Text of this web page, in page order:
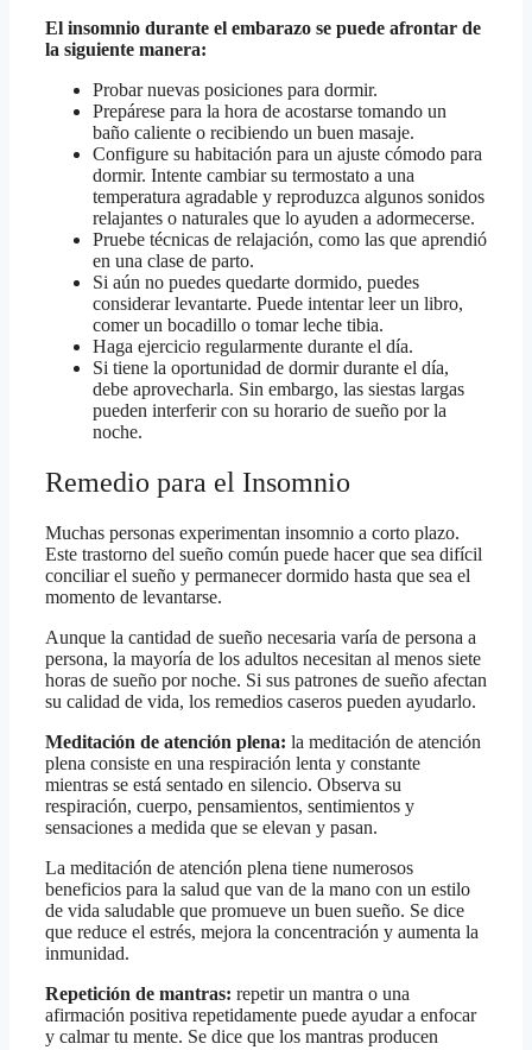
El insomnio durante el embarazo se puede afrontar de
la siguiente manera:
Probar nuevas posiciones para dormir.
Prepárese para la hora de acostarse tomando un
baño caliente o recibiendo un buen masaje.
Configure su habitación para un ajuste cómodo para
dormir. Intente cambiar su termostato a una
temperatura agradable y reproduzca algunos sonidos
relajantes o naturales que lo ayuden a adormecerse.
Pruebe técnicas de relajación, como las que aprendió
en una clase de parto.
Si aún no puedes quedarte dormido, puedes
considerar levantarte. Puede intentar leer un libro,
comer un bocadillo o tomar leche tibia.
Haga ejercicio regularmente durante el día.
Si tiene la oportunidad de dormir durante el día,
debe aprovecharla. Sin embargo, las siestas largas
pueden interferir con su horario de sueño por la
noche.
Remedio para el Insomnio
Muchas personas experimentan insomnio a corto plazo.
Este trastorno del sueño común puede hacer que sea difícil
conciliar el sueño y permanecer dormido hasta que sea el
momento de levantarse.
Aunque la cantidad de sueño necesaria varía de persona a
persona, la mayoría de los adultos necesitan al menos siete
horas de sueño por noche. Si sus patrones de sueño afectan
su calidad de vida, los remedios caseros pueden ayudarlo.
Meditación de atención plena: la meditación de atención
plena consiste en una respiración lenta y constante
mientras se está sentado en silencio. Observa su
respiración, cuerpo, pensamientos, sentimientos y
sensaciones a medida que se elevan y pasan.
La meditación de atención plena tiene numerosos
beneficios para la salud que van de la mano con un estilo
de vida saludable que promueve un buen sueño. Se dice
que reduce el estrés, mejora la concentración y aumenta la
inmunidad.
Repetición de mantras: repetir un mantra o una
afirmación positiva repetidamente puede ayudar a enfocar
y calmar tu mente. Se dice que los mantras producen